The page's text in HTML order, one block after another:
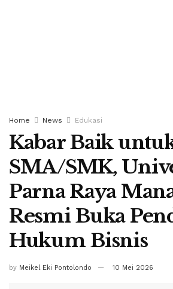
Home News Edukasi
Kabar Baik
SMA/SMK,
Parna Raya
Resmi Buka
Hukum Bisnis
by Meikel Eki Pontolondo 10 Mei 2026